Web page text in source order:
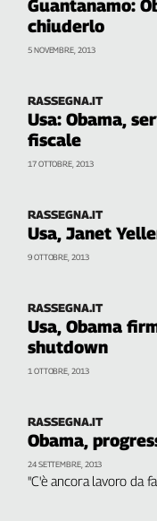
Liguria
Lombardia
Marche
Puglia
Sardegna
Sicilia
Toscana
Umbria
Valle
D'Aosta
Archivio
Storico
1955-
Cerca
Contatti
Guantanamo:
chiuderlo
5 NOVEMBRE, 2013
RASSEGNA.IT
Usa: Obama,
fiscale
17 OTTOBRE, 2013
RASSEGNA.IT
Usa, Janet
9 OTTOBRE, 2013
RASSEGNA.IT
Usa, Obama
shutdown
1 OTTOBRE, 2013
RASSEGNA.IT
Obama,
"C'è ancora lavoro da
24 SETTEMBRE, 2013